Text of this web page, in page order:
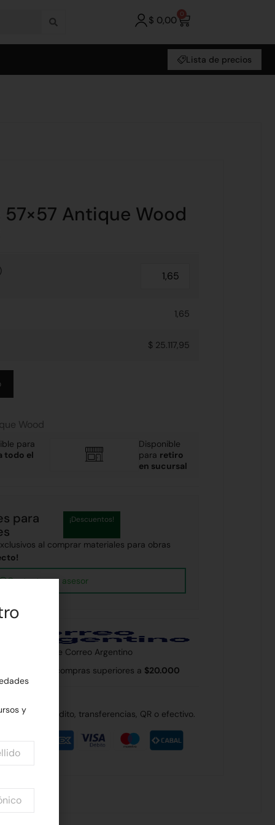
$ 0,00 0
Lista de precios
Antique Wood
1,65
$ 25.117,95
Wood
para
todo el
Disponible
para retiro
en sucursal
para
¡Descuentos!
al comprar materiales para obras
Contactar un asesor
a través de Correo Argentino
en compras superiores a $20.000
de débito, crédito, transferencias, QR o efectivo.
y